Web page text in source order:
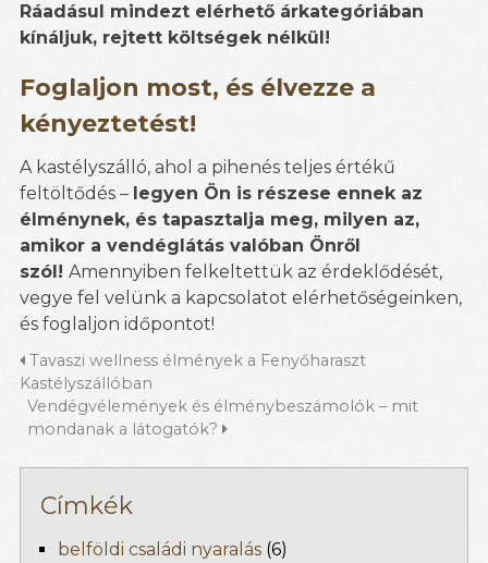
Ráadásul mindezt elérhető árkategóriában
kínáljuk, rejtett költségek nélkül!
Foglaljon most, és élvezze a
kényeztetést!
A kastélyszálló, ahol a pihenés teljes értékű
feltöltődés – legyen Ön is részese ennek az
élménynek, és tapasztalja meg, milyen az,
amikor a vendéglátás valóban Önről
szól! Amennyiben felkeltettük az érdeklődését,
vegye fel velünk a kapcsolatot elérhetőségeinken,
és foglaljon időpontot!
Tavaszi wellness élmények a Fenyőharaszt
Kastélyszállóban
Vendégvélemények és élménybeszámolók – mit
mondanak a látogatók?
Címkék
belföldi családi nyaralás (6)